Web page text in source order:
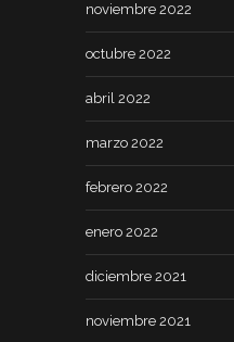
noviembre 2022
octubre 2022
abril 2022
marzo 2022
febrero 2022
enero 2022
diciembre 2021
noviembre 2021